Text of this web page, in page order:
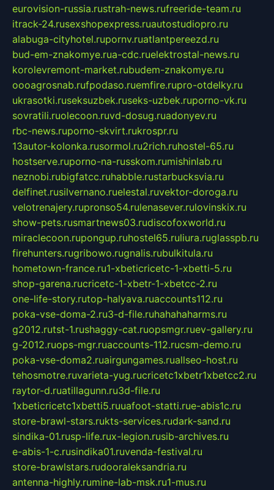
eurovision-russia.rustrah-news.rufreeride-team.ru
itrack-24.rusexshopexpress.ruautostudiopro.ru
alabuga-cityhotel.rupornv.ruatlantpereezd.ru
bud-em-znakomye.rua-cdc.ruelektrostal-news.ru
korolevremont-market.rubudem-znakomye.ru
oooagrosnab.rufpodaso.ruemfire.rupro-otdelky.ru
ukrasotki.ruseksuzbek.ruseks-uzbek.ruporno-vk.ru
sovratili.ruolecoon.ruvd-dosug.ruadonyev.ru
rbc-news.ruporno-skvirt.rukrospr.ru
13autor-kolonka.rusormol.ru2rich.ruhostel-65.ru
hostserve.ruporno-na-russkom.rumishinlab.ru
neznobi.rubigfatcc.ruhabble.rustarbucksvia.ru
delfinet.rusilvernano.ruelestal.ruvektor-doroga.ru
velotrenajery.rupronso54.rulenasever.rulovinskix.ru
show-pets.rusmartnews03.rudiscofoxworld.ru
miraclecoon.rupongup.ruhostel65.ruliura.ruglasspb.ru
firehunters.rugribowo.rugnalis.rubulkitula.ru
hometown-france.ru1-xbeticricetc-1-xbetti-5.ru
shop-garena.rucricetc-1-xbetr-1-xbetcc-2.ru
one-life-story.rutop-halyava.ruaccounts112.ru
poka-vse-doma-2.ru3-d-file.ruhahahaharms.ru
g2012.rutst-1.rushaggy-cat.ruopsmgr.ruev-gallery.ru
g-2012.ruops-mgr.ruaccounts-112.rucsm-demo.ru
poka-vse-doma2.ruairgungames.ruallseo-host.ru
tehosmotre.ruvarieta-yug.rucricetc1xbetr1xbetcc2.ru
raytor-d.ruatillagunn.ru3d-file.ru
1xbeticricetc1xbetti5.ruuafoot-statti.rue-abis1c.ru
store-brawl-stars.rukts-services.rudark-sand.ru
sindika-01.rusp-life.rux-legion.rusib-archives.ru
e-abis-1-c.rusindika01.ruvenda-festival.ru
store-brawlstars.rudooraleksandria.ru
antenna-highly.rumine-lab-msk.ru1-mus.ru